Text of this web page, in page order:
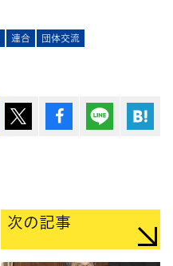
連合 団体交流
ポスト シェア Lineで送
次の記事